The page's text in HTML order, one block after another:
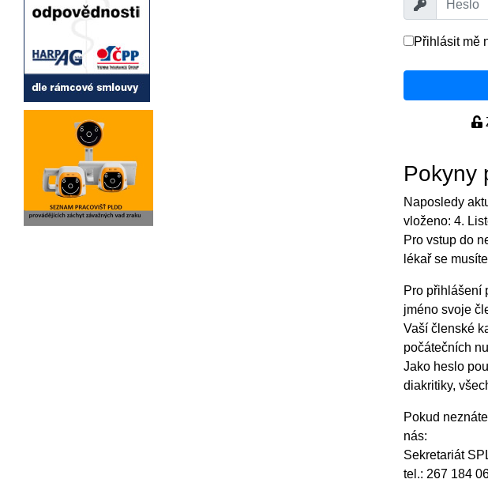
Přihlásit mě
Pokyny
Naposledy
vloženo: 4.
Pro vstup do
lékař se
Pro přihlášení
jméno svoje
Vaší členské
počátečních
Jako heslo
diakritiky,
Pokud
nás:
Sekretariát
tel.: 267 184